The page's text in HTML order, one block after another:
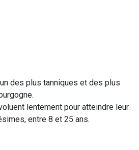
des plus tanniques et des plus
lentement pour atteindre leur
entre 8 et 25 ans.